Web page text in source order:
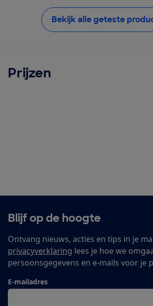
Bekijk alle geteste
Prijzen
Blijf op de hoogte
Ontvang nieuws, acties en tips in je
privacyverklaring lees je hoe we
persoonsgegevens en e-mails voor je
E-mailadres